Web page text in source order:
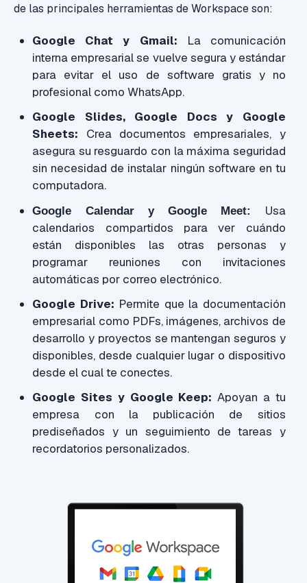
de las principales herramientas de Workspace son:
Google Chat y Gmail: La comunicación
interna empresarial se vuelve segura y estándar
para evitar el uso de software gratis y no
profesional como WhatsApp.
Google Slides, Google Docs y Google
Sheets: Crea documentos empresariales, y
asegura su resguardo con la máxima seguridad
sin necesidad de instalar ningún software en tu
computadora.
Google Calendar y Google Meet: Usa
calendarios compartidos para ver cuándo
están disponibles las otras personas y
programar reuniones con invitaciones
automáticas por correo electrónico.
Google Drive: Permite que la documentación
empresarial como PDFs, imágenes, archivos de
desarrollo y proyectos se mantengan seguros y
disponibles, desde cualquier lugar o dispositivo
desde el cual te conectes.
Google Sites y Google Keep: Apoyan a tu
empresa con la publicación de sitios
prediseñados y un seguimiento de tareas y
recordatorios personalizados.